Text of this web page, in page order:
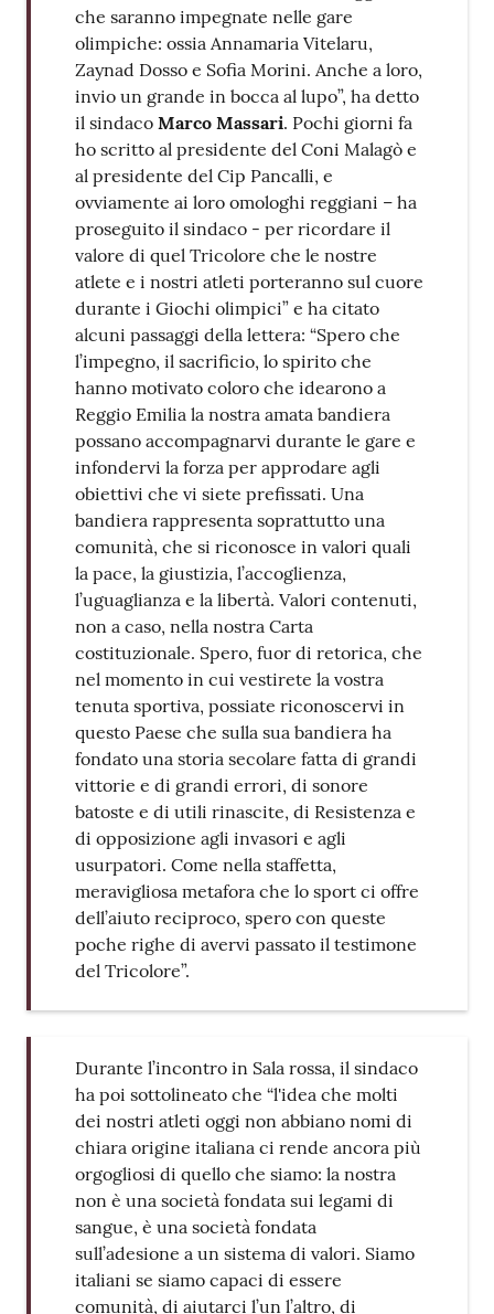
che saranno impegnate nelle gare
olimpiche: ossia Annamaria Vitelaru,
Zaynad Dosso e Sofia Morini. Anche a loro,
invio un grande in bocca al lupo”, ha detto
il sindaco Marco Massari. Pochi giorni fa
ho scritto al presidente del Coni Malagò e
al presidente del Cip Pancalli, e
ovviamente ai loro omologhi reggiani – ha
proseguito il sindaco - per ricordare il
valore di quel Tricolore che le nostre
atlete e i nostri atleti porteranno sul cuore
durante i Giochi olimpici” e ha citato
alcuni passaggi della lettera: “Spero che
l’impegno, il sacrificio, lo spirito che
hanno motivato coloro che idearono a
Reggio Emilia la nostra amata bandiera
possano accompagnarvi durante le gare e
infondervi la forza per approdare agli
obiettivi che vi siete prefissati. Una
bandiera rappresenta soprattutto una
comunità, che si riconosce in valori quali
la pace, la giustizia, l’accoglienza,
l’uguaglianza e la libertà. Valori contenuti,
non a caso, nella nostra Carta
costituzionale. Spero, fuor di retorica, che
nel momento in cui vestirete la vostra
tenuta sportiva, possiate riconoscervi in
questo Paese che sulla sua bandiera ha
fondato una storia secolare fatta di grandi
vittorie e di grandi errori, di sonore
batoste e di utili rinascite, di Resistenza e
di opposizione agli invasori e agli
usurpatori. Come nella staffetta,
meravigliosa metafora che lo sport ci offre
dell’aiuto reciproco, spero con queste
poche righe di avervi passato il testimone
del Tricolore”.
Durante l’incontro in Sala rossa, il sindaco
ha poi sottolineato che “l'idea che molti
dei nostri atleti oggi non abbiano nomi di
chiara origine italiana ci rende ancora più
orgogliosi di quello che siamo: la nostra
non è una società fondata sui legami di
sangue, è una società fondata
sull’adesione a un sistema di valori. Siamo
italiani se siamo capaci di essere
comunità, di aiutarci l’un l’altro, di